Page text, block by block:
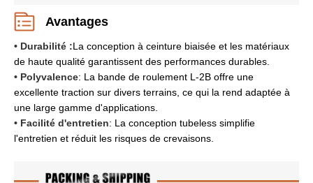
Avantages
• Durabilité :La conception à ceinture biaisée et les matériaux
de haute qualité garantissent des performances durables.
• Polyvalence: La bande de roulement L-2B offre une
excellente traction sur divers terrains, ce qui la rend adaptée à
une large gamme d'applications.
• Facilité d'entretien: La conception tubeless simplifie
l'entretien et réduit les risques de crevaisons.